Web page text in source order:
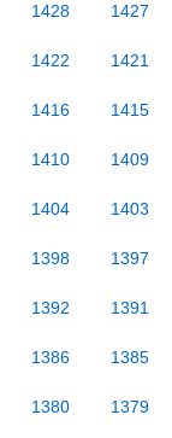
1428 1427
1422 1421
1416 1415
1410 1409
1404 1403
1398 1397
1392 1391
1386 1385
1380 1379